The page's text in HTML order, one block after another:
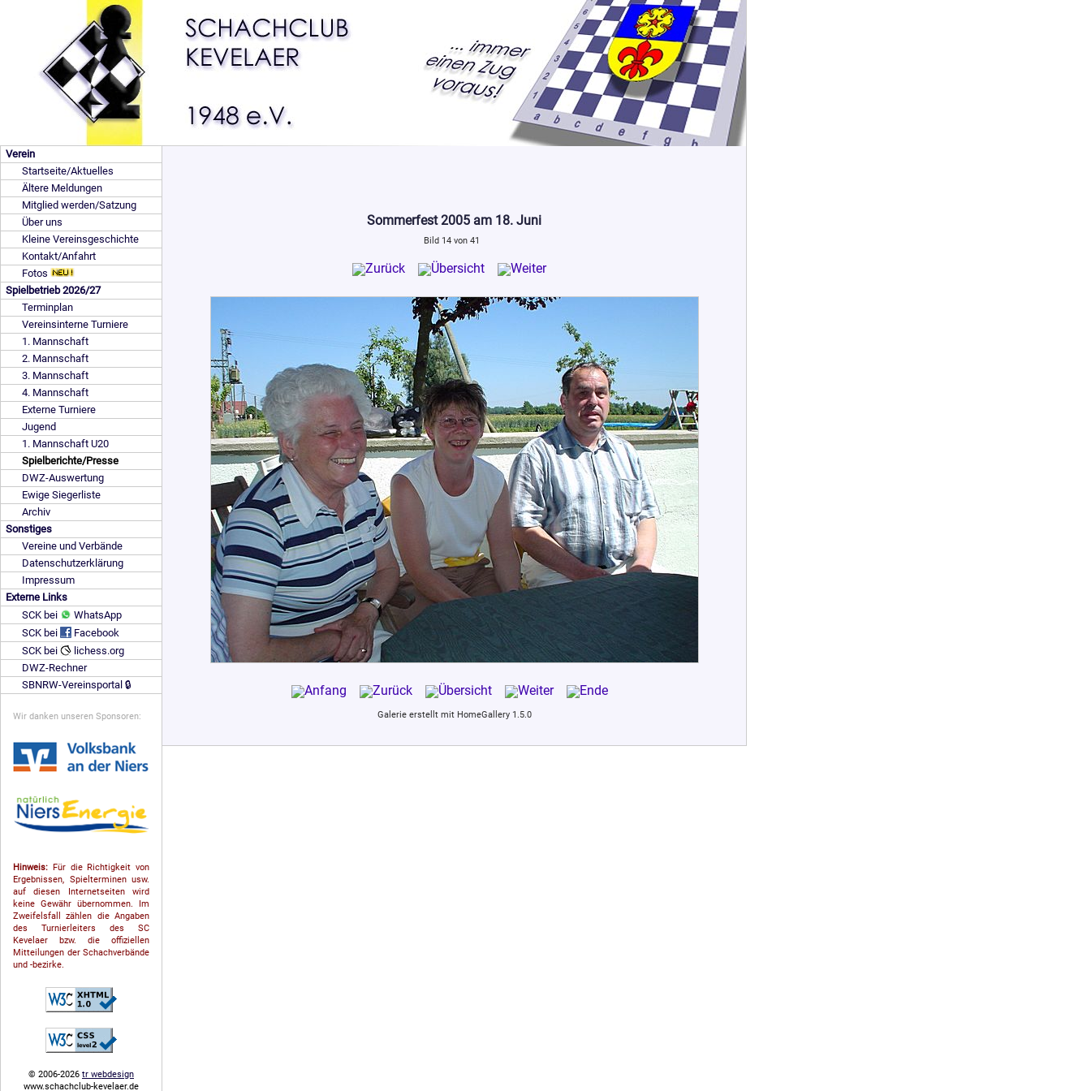
Verein
Startseite/Aktuelles
Ältere Meldungen
Mitglied werden/Satzung
Über uns
Kleine Vereinsgeschichte
Kontakt/Anfahrt
Fotos
Spielbetrieb 2026/27
Terminplan
Vereinsinterne Turniere
1. Mannschaft
2. Mannschaft
3. Mannschaft
4. Mannschaft
Externe Turniere
Jugend
1. Mannschaft U20
Spielberichte/Presse
DWZ-Auswertung
Ewige Siegerliste
Archiv
Sonstiges
Vereine und Verbände
Datenschutzerklärung
Impressum
Externe Links
SCK bei
WhatsApp
SCK bei
Facebook
SCK bei
lichess.org
DWZ-Rechner
SBNRW-Vereinsportal 🔒
Wir danken unseren Sponsoren:
Hinweis: Für die Richtigkeit von
Ergebnissen, Spielterminen usw.
auf diesen Internetseiten wird
keine Gewähr übernommen. Im
Zweifelsfall zählen die Angaben
des Turnierleiters des SC
Kevelaer bzw. die offiziellen
Mitteilungen der Schach­ver­bände
und -bezirke.
© 2006-2026 tr webdesign
www.schachclub-kevelaer.de
Sommerfest 2005 am 18. Juni
Bild 14 von 41
Galerie erstellt mit HomeGallery 1.5.0